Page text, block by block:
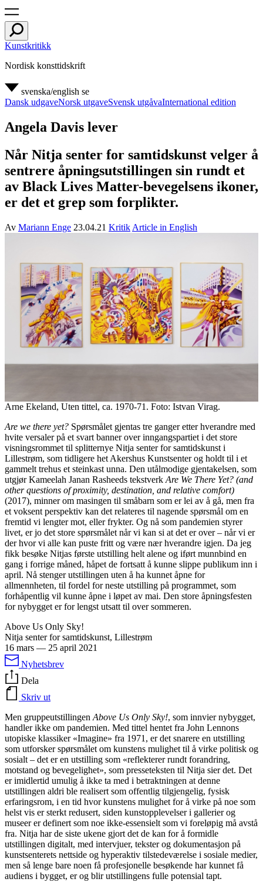
Kunstkritikk
Nordisk konsttidskrift
svenska/english se
Dansk udgaveNorsk utgaveSvensk utgåvaInternational edition
Angela Davis lever
Når Nitja senter for samtidskunst velger å
sentrere åpningsutstillingen sin rundt et
av Black Lives Matter-bevegelsens ikoner,
er det et grep som forplikter.
Av Mariann Enge 23.04.21 Kritik Article in English
Arne Ekeland, Uten tittel, ca. 1970-71. Foto: Istvan Virag.
Are we there yet? Spørsmålet gjentas tre ganger etter hverandre med
hvite versaler på et svart banner over inngangspartiet i det store
visningsrommet til splitternye Nitja senter for samtidskunst i
Lillestrøm, som tidligere het Akershus Kunstsenter og holdt til i et
gammelt trehus et steinkast unna. Den utålmodige gjentakelsen, som
utgjør Kameelah Janan Rasheeds tekstverkAre We There Yet? (and
other questions of proximity, destination, and relative comfort)
(2017), minner om masingen til småbarn som er lei av å gå, men fra
et voksent perspektiv kan det relateres til nagende spørsmål om en
fremtid vi lengter mot, eller frykter. Og nå som pandemien styrer
livet, er jo det store spørsmålet når vi kan si at det er over – når vi er
der hvor vi alle kan puste fritt og være nær hverandre igjen. Da jeg
fikk besøke Nitjas første utstilling helt alene og iført munnbind en
gang i forrige måned, håpet de fortsatt å kunne slippe publikum inn i
april. Nå stenger utstillingen uten å ha kunnet åpne for
allmennheten, til fordel for neste utstilling på programmet, som
forhåpentlig vil kunne åpne i løpet av mai. Den store åpningsfesten
for nybygget er for lengst utsatt til over sommeren.
Above Us Only Sky!
Nitja senter for samtidskunst, Lillestrøm
16 mars — 25 april 2021
Nyhetsbrev
Dela
Skriv ut
Men gruppeutstillingenAbove Us Only Sky!, som innvier nybygget,
handler ikke om pandemien. Med tittel hentet fra John Lennons
utopiske klassiker «Imagine» fra 1971, er det snarere en utstilling
som utforsker spørsmålet om kunstens mulighet til å virke politisk og
sosialt – det er en utstilling som «reflekterer rundt forandring,
motstand og bevegelighet», som presseteksten til Nitja sier det. Det
er imidlertid umulig å ikke ta med i betraktningen at denne
utstillingen aldri ble realisert som offentlig tilgjengelig, fysisk
erfaringsrom, i en tid hvor kunstens mulighet for å virke på noe som
helst vis er sterkt redusert, siden kunstopplevelser i gallerier og
museer er definert som noe ikke-essensielt som vi foreløpig må avstå
fra. Nitja har de siste ukene gjort det de kan for å formidle
utstillingen digitalt, med intervjuer, tekster og dokumentasjon på
kunstsenterets nettside og hyperaktiv tilstedeværelse i sosiale medier,
men så lenge bare noen få profesjonelle besøkende har kunnet få
audiens i bygget, er og blir utstillingens fulle potensial tapt.